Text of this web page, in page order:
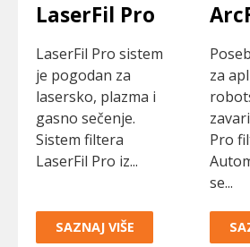
LaserFil Pro
LaserFil Pro sistem
je pogodan za
lasersko, plazma i
gasno sečenje.
Sistem filtera
LaserFil Pro iz...
SAZNAJ VIŠE
za
Pro
se...